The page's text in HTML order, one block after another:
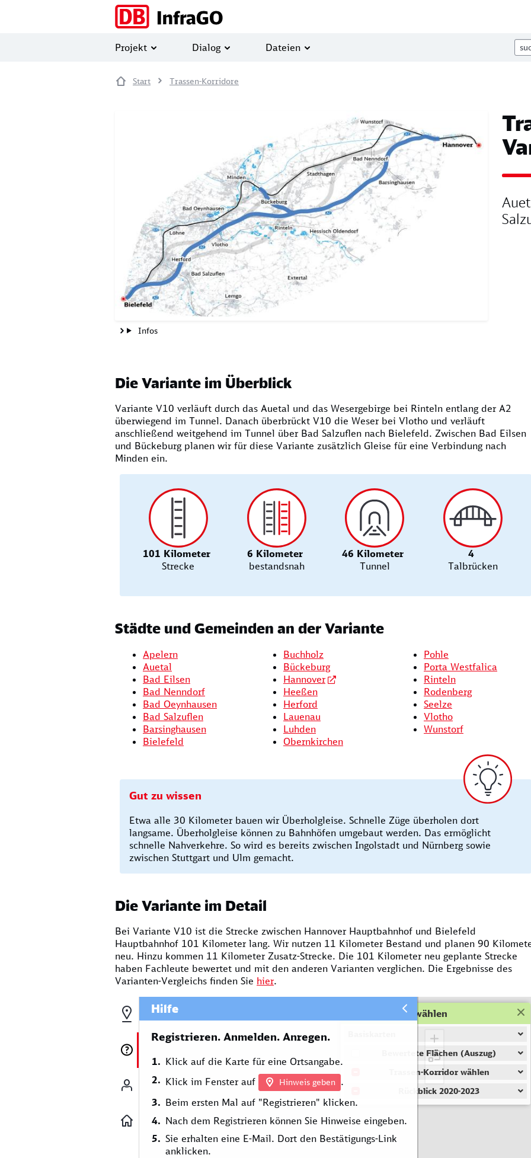
Projekt Dialog Dateien
Start Trassen-Korridore
Infos
Die Variante im Überblick
Variante V10 verläuft durch das Auetal und das Wesergebirge bei Rinteln entlang der A2
überwiegend im Tunnel. Danach überbrückt V10 die Weser bei Vlotho und verläuft
anschließend weitgehend im Tunnel über Bad Salzuflen nach Bielefeld. Zwischen Bad Eilsen
und Bückeburg planen wir für diese Variante zusätzlich Gleise für eine Verbindung nach
Minden ein.
101 Kilometer
Strecke
6 Kilometer
bestandsnah
46 Kilometer
Tunnel
4
Talbrücken
Städte und Gemeinden an der Variante
Apelern
Auetal
Bad Eilsen
Bad Nenndorf
Bad Oeynhausen
Bad Salzuflen
Barsinghausen
Bielefeld
Buchholz
Bückeburg
Hannover
Heeßen
Herford
Lauenau
Luhden
Obernkirchen
Pohle
Porta Westfalica
Rinteln
Rodenberg
Seelze
Vlotho
Wunstorf
Gut zu wissen
Etwa alle 30 Kilometer bauen wir Überholgleise. Schnelle Züge überholen dort
langsame. Überholgleise können zu Bahnhöfen umgebaut werden. Das ermöglicht
schnelle Nahverkehre. So wird es bereits zwischen Ingolstadt und Nürnberg sowie
zwischen Stuttgart und Ulm gemacht.
Die Variante im Detail
Bei Variante V10 ist die Strecke zwischen Hannover Hauptbahnhof und Bielefeld
Hauptbahnhof 101 Kilometer lang. Wir nutzen 11 Kilometer Bestand und planen 90
neu. Hinzu kommen 11 Kilometer Zusatz-Strecke. Die 101 Kilometer neu geplante Strecke
haben Fachleute bewertet und mit den anderen Varianten verglichen. Die Ergebnisse des
Varianten-Vergleichs finden Sie hier.
Hilfe
Registrieren. Anmelden. Anregen.
Klick auf die Karte für eine Ortsangabe.
Klick im Fenster auf
Hinweis geben
.
Beim ersten Mal auf "Registrieren" klicken.
Nach dem Registrieren können Sie Hinweise eingeben.
Sie erhalten eine E-Mail. Dort den Bestätigungs-Link
anklicken.
Karten-Ebene wählen
Bewertete Flächen (Auszug)
Trassen-Korridor wählen
Rückblick 2020-2023